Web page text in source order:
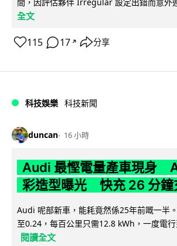
全文
115 17 ↗ 分享
科技娛樂 科技新聞
duncan 16 小時
Audi 最慳電量產車現身
彩造型曝光 快充 26 分鐘
Audi 呢部新車，能耗竟然係25年前嘅一半
至0.24，每百公里只需12.8 kWh，一度電
閱讀全文